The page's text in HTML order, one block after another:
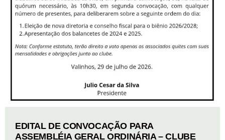
EDITAL DE CONVOCAÇÃO PARA
ASSEMBLÉIA GERAL ORDINÁRIA – CLUBE